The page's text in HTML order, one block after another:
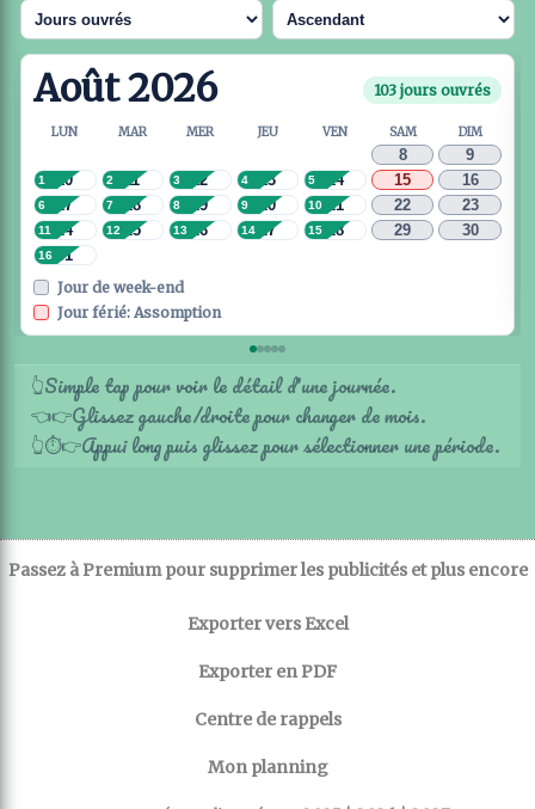
Août 2026 103 jours ouvrés
LUN MAR MER JEU VEN SAM DIM
8
9
10
1 11
2 12
3 13
4 14
5 15
16
17
6 18
7 19
8 20
9 21
10 22
23
24
11 25
12 26
13 27
14 28
15 29
30
31
16
Jour de week-end
Jour férié: Assomption
👆Simple tap pour voir le détail d'une journée.
👈👉Glissez gauche/droite pour changer de mois.
👆⏱️👉Appui long puis glissez pour sélectionner une période.
Passez à Premium pour supprimer les publicités et plus encore
Exporter vers Excel
Exporter en PDF
Centre de rappels
Mon planning